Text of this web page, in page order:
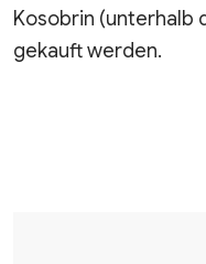
Kosobrin (unterhalb
gekauft werden.